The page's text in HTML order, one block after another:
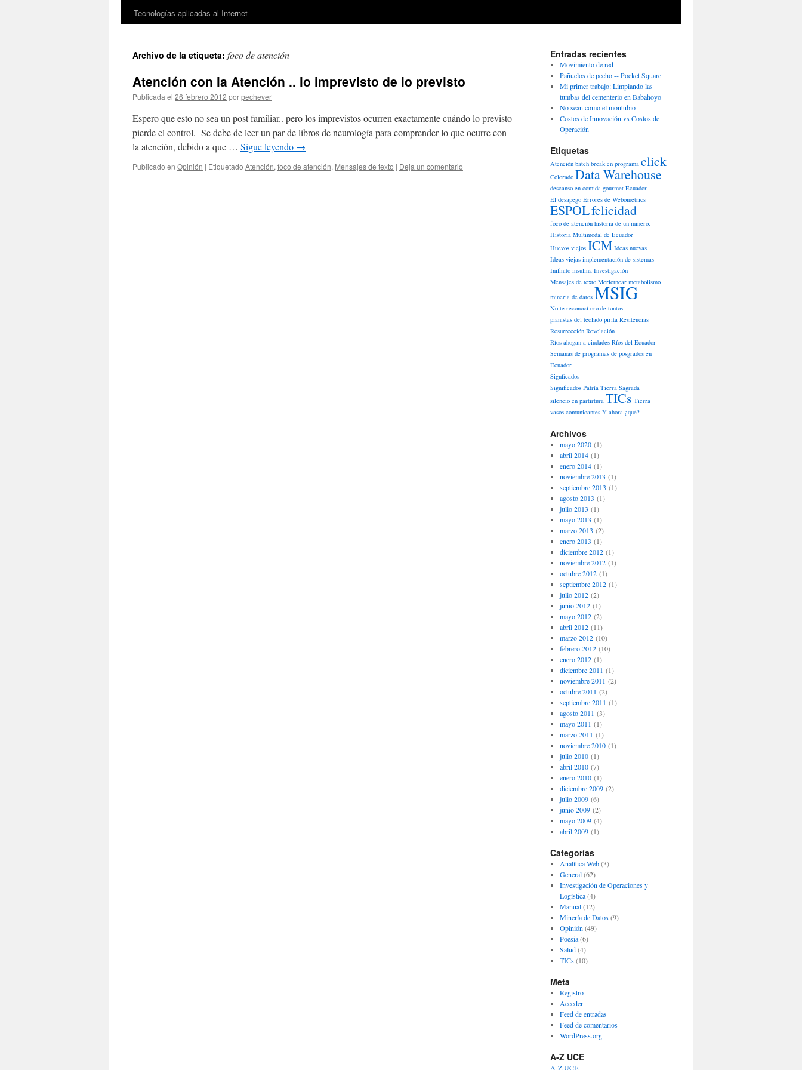
Tecnologías aplicadas al Internet
Archivo de la etiqueta: foco de atención
Atención con la Atención .. lo imprevisto de lo previsto
Publicada el 26 febrero 2012 porpechever
Espero que esto no sea un post familiar.. pero los imprevistos ocurren exactamente cuándo lo previsto
pierde el control. Se debe de leer un par de libros de neurología para comprender lo que ocurre con
la atención, debido a que … Sigue leyendo →
Publicado en Opinión | Etiquetado Atención, foco de atención, Mensajes de texto | Deja un comentario
Entradas recientes
Movimiento de red
Pañuelos de pecho -- Pocket Square
Mi primer trabajo: Limpiando las
tumbas del cementerio en Babahoyo
No sean como el montubio
Costos de Innovación vs Costos de
Operación
Etiquetas
Atención batch break en programa click
Colorado Data Warehouse
descanso en comida gourmet Ecuador
El desapego Errores de Webometrics
ESPOLfelicidad
foco de atención historia de un minero.
Historia Multimodal de Ecuador
Huevos viejos ICM Ideas nuevas
Ideas viejas implementación de sistemas
Inifinito insulina Investigación
Mensajes de texto Merlotnear metabolismo
mineria de datos MSIG
No te reconocí oro de tontos
pianistas del teclado pirita Resitencias
Resurrección Revelación
Ríos ahogan a ciudades Ríos del Ecuador
Semanas de programas de posgrados en
Ecuador
Signficados
Significados Patría Tierra Sagrada
silencio en partirtura TICs Tierra
vasos comunicantes Y ahora ¿qué?
Archivos
mayo 2020(1)
abril 2014(1)
enero 2014(1)
noviembre 2013 (1)
septiembre 2013 (1)
agosto 2013 (1)
julio 2013 (1)
mayo 2013 (1)
marzo 2013 (2)
enero 2013 (1)
diciembre 2012(1)
noviembre 2012(1)
octubre 2012(1)
septiembre 2012(1)
julio 2012(2)
junio 2012(1)
mayo 2012(2)
abril 2012(11)
marzo 2012(10)
febrero 2012(10)
enero 2012(1)
diciembre 2011 (1)
noviembre 2011 (2)
octubre 2011 (2)
septiembre 2011 (1)
agosto 2011 (3)
mayo 2011 (1)
marzo 2011 (1)
noviembre 2010(1)
julio 2010(1)
abril 2010(7)
enero 2010(1)
diciembre 2009(2)
julio 2009(6)
junio 2009(2)
mayo 2009(4)
abril 2009(1)
Categorías
Analítica Web(3)
General(62)
Investigación de Operaciones y
Logística(4)
Manual(12)
Minería de Datos(9)
Opinión (49)
Poesia(6)
Salud(4)
TICs(10)
Meta
Registro
Acceder
Feed de entradas
Feed de comentarios
WordPress.org
A-Z UCE
A-Z UCE